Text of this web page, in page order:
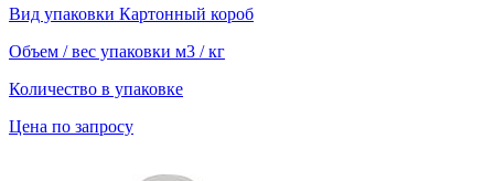
Вид упаковки Картонный короб
Объем / вес упаковки м3 / кг
Количество в упаковке
Цена по запросу